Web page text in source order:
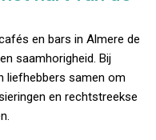
en bars in Almere de
saamhorigheid. Bij
liefhebbers samen om
en rechtstreekse